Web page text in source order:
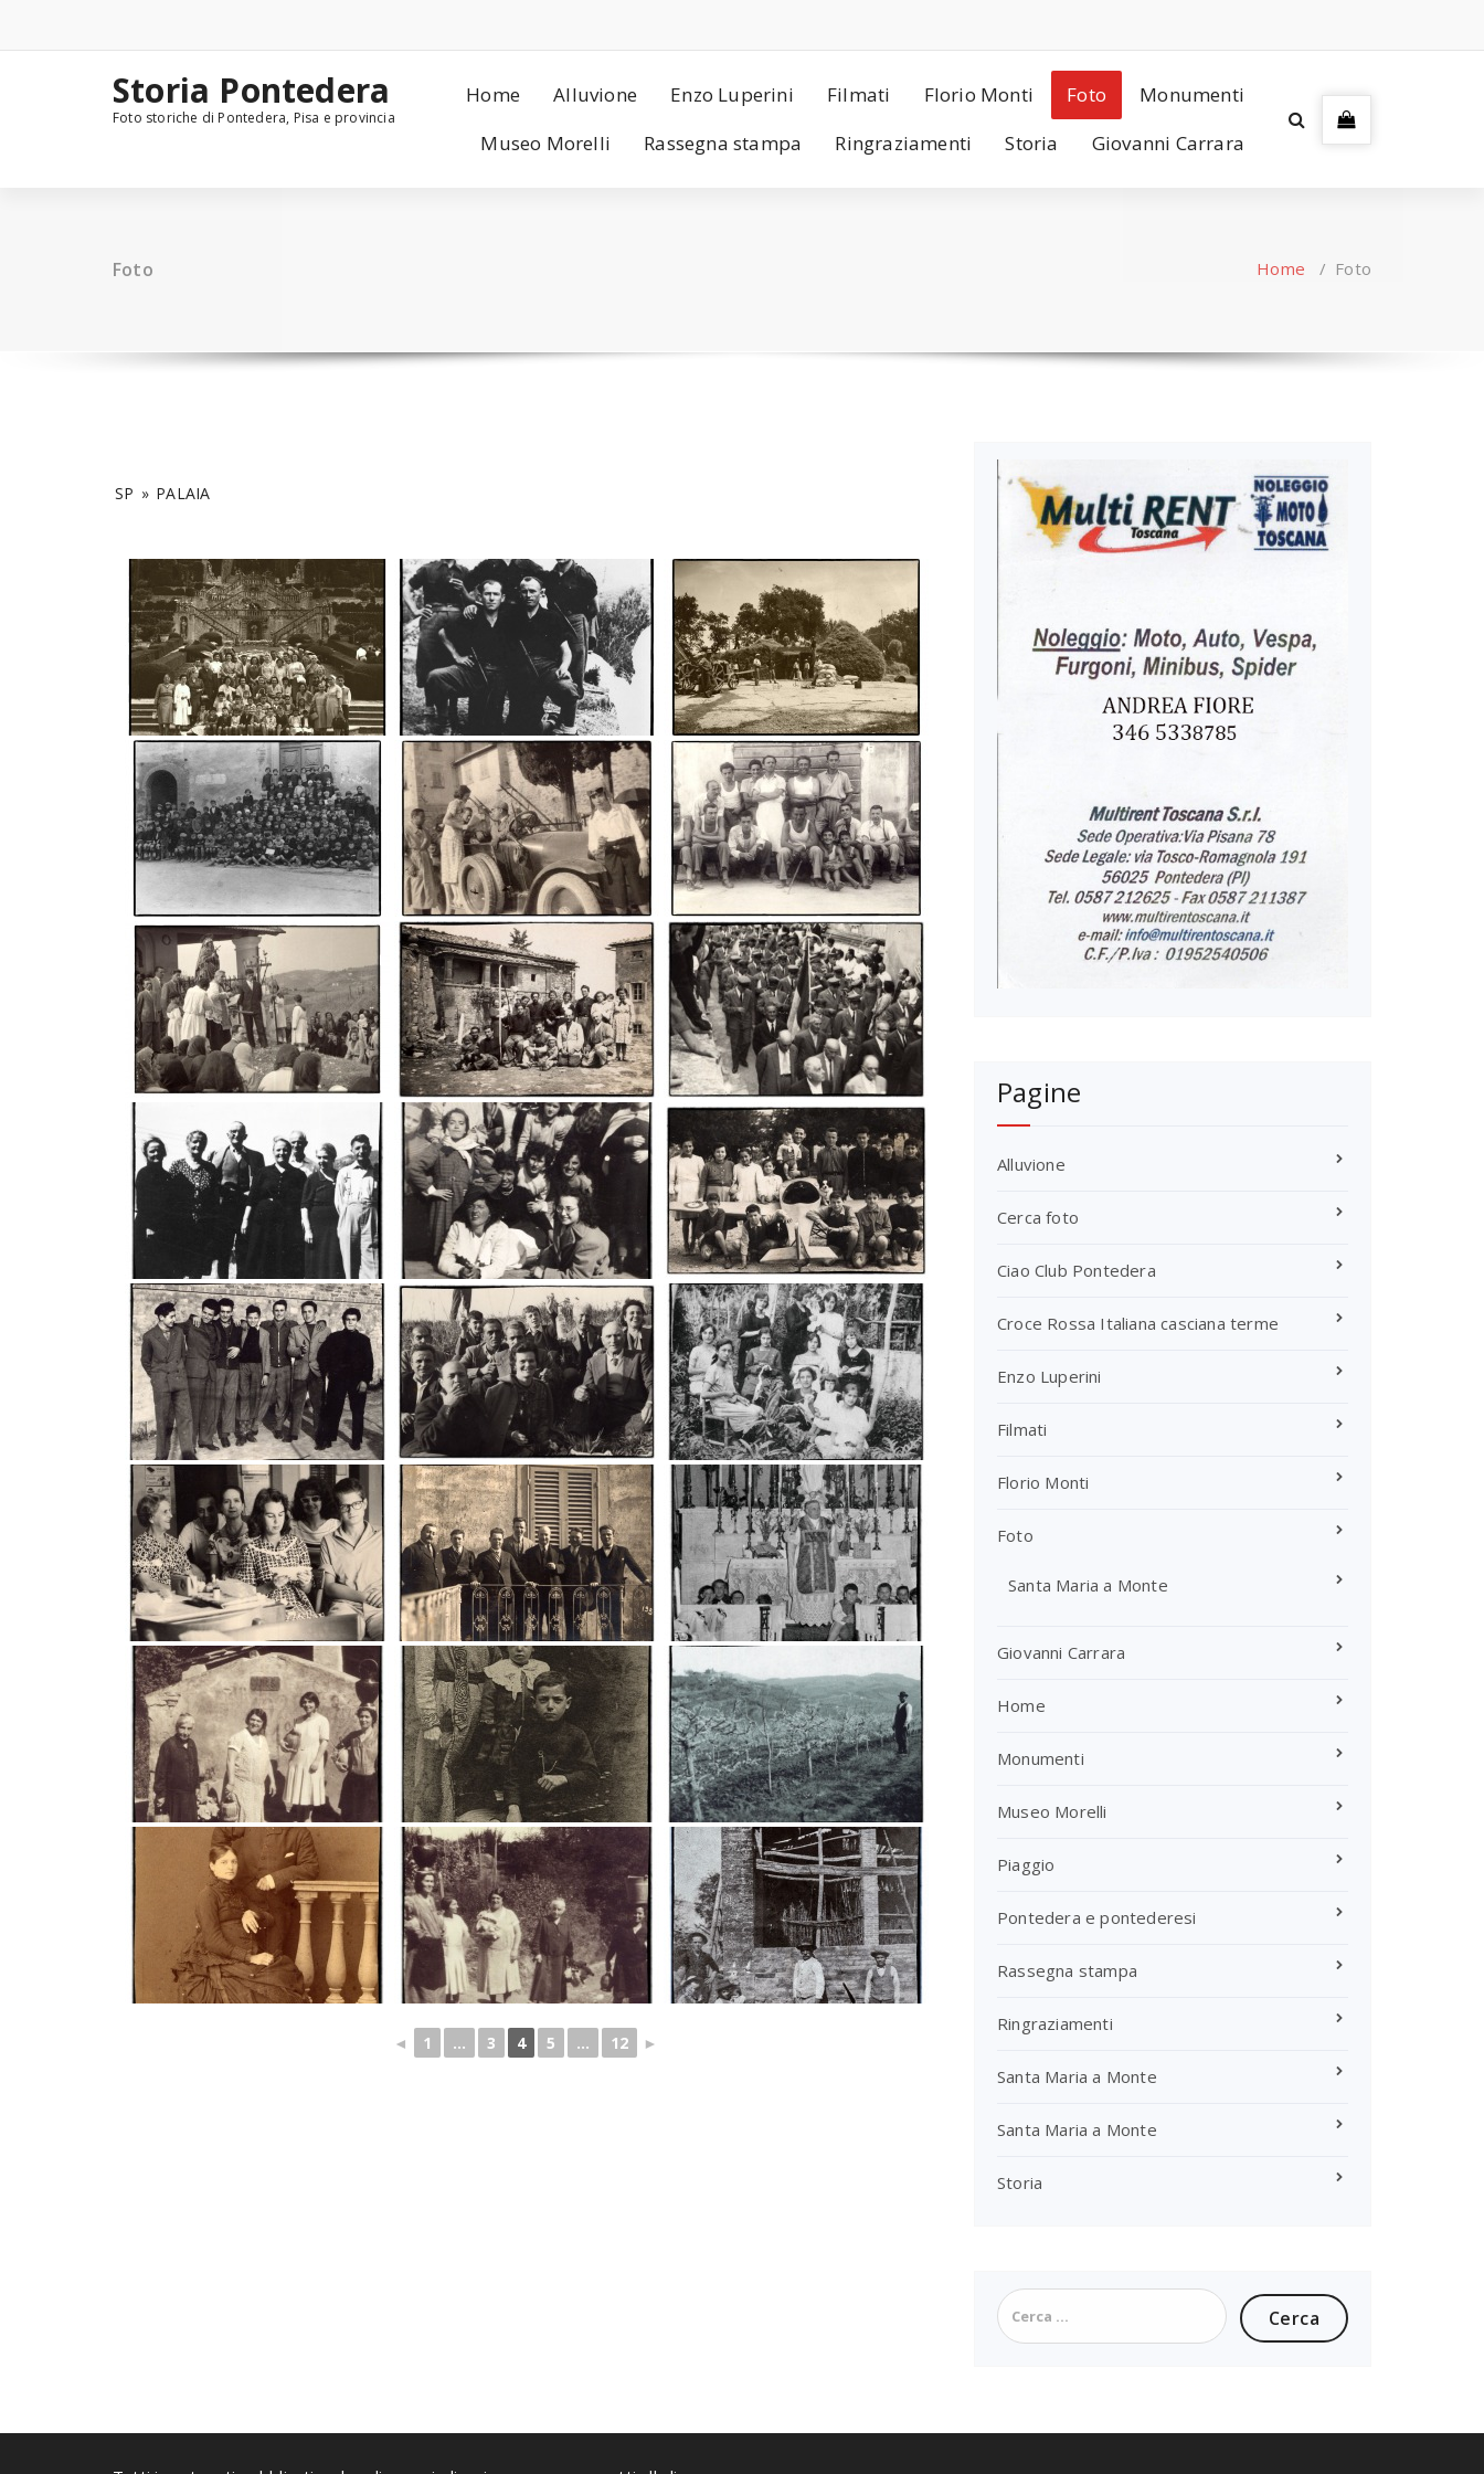
content
Storia Pontedera
Foto storiche di Pontedera, Pisa e provincia
Home Alluvione Enzo Luperini Filmati Florio Monti Foto
Monumenti
Museo Morelli
Rassegna stampa Ringraziamenti Storia Giovanni Carrara
Foto Home / Foto
SP » PALAIA
◄ 1 ... 3 4 5 ... 12 ►
Pagine
Alluvione
Cerca foto
Ciao Club Pontedera
Croce Rossa Italiana casciana terme
Enzo Luperini
Filmati
Florio Monti
Foto
Santa Maria a Monte
Giovanni Carrara
Home
Monumenti
Museo Morelli
Piaggio
Pontedera e pontederesi
Rassegna stampa
Ringraziamenti
Santa Maria a Monte
Santa Maria a Monte
Storia
Ricerca
per: